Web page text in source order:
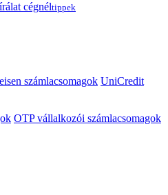
cégnéltippek
számlacsomagok UniCredit
OTP vállalkozói számlacsomagok